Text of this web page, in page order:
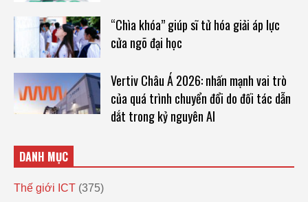
“Chìa khóa” giúp sĩ tử hóa giải áp lực
cửa ngõ đại học
Vertiv Châu Á 2026: nhấn mạnh vai trò
của quá trình chuyển đổi do đối tác dẫn
dắt trong kỷ nguyên AI
DANH MỤC
Thế giới ICT (375)